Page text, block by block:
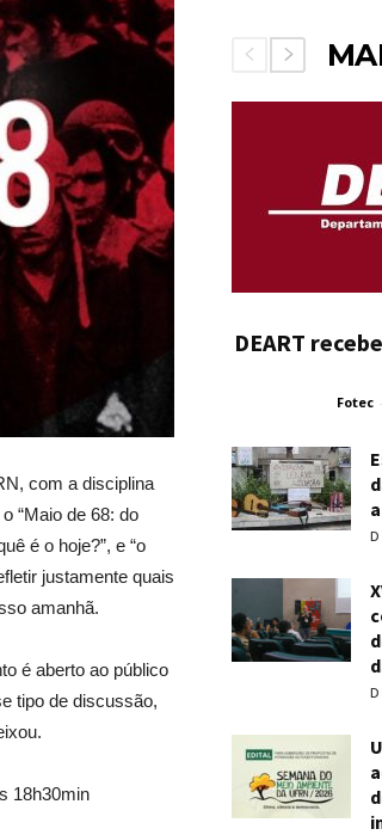
com a disciplina
“Maio de 68: do
é o hoje?”, e “o
justamente quais
amanhã.
é aberto ao público
tipo de discussão,
18h30min
DEART
Fotec -